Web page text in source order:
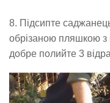
8. Підсипте
обрізаною пляшкою з
добре полийте 3